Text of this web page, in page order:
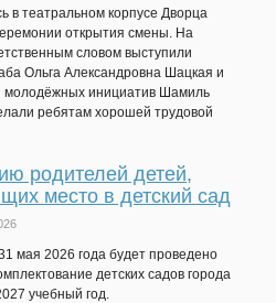
в театральном корпусе Дворца
открытия смены. На
словом выступили
Ольга Александровна Шацкая и
молодёжных инициатив Шамиль
ребятам хорошей трудовой
родителей детей,
место в детский сад
мая 2026 года будет проведено
детских садов города
учебный год.